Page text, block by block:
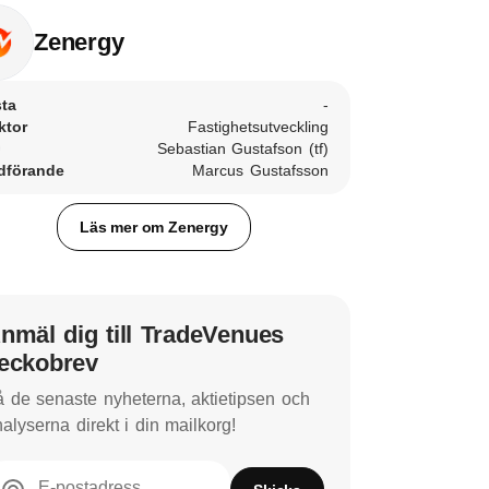
Zenergy
-
Fastighetsutveckling
Sebastian Gustafson (tf)
Marcus Gustafsson
Läs mer om Zenergy
dig till TradeVenues
de senaste nyheterna, aktietipsen och
direkt i din mailkorg!